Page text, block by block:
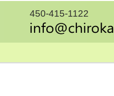
450-415-1122